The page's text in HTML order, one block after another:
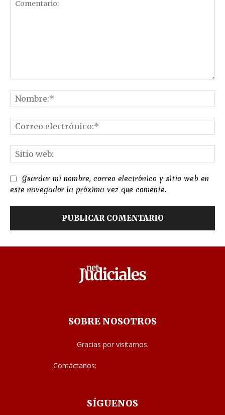
Guardar mi nombre, correo electrónico y sitio web en
este navegador la próxima vez que comente.
SOBRE NOSOTROS
Gracias por visitarnos.
Contáctanos:
SÍGUENOS